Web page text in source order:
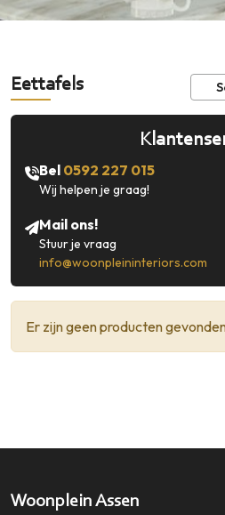
Sale
Contact
Bel ons: 0592 227 015
Eettafels
Bel 0592 227 015
Wij helpen je graag!
Mail ons!
Stuur je vraag
info@woonpleininteriors.com
Er zijn geen producten
Woonplein Assen